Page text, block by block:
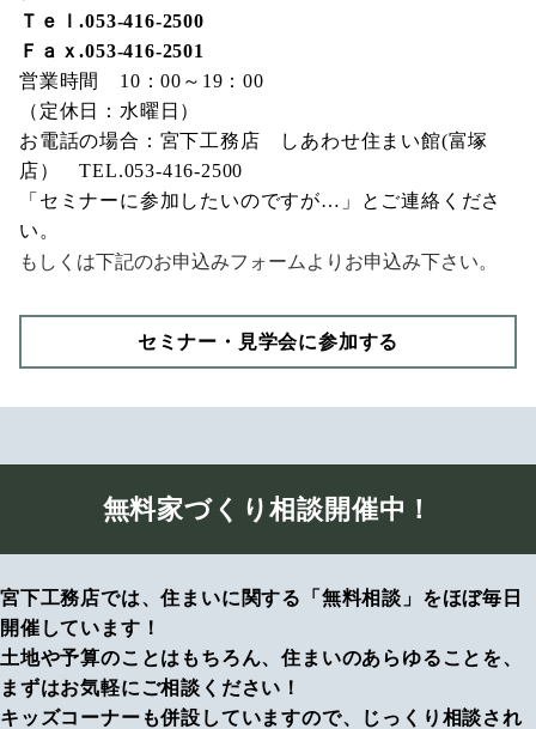
Ｔｅｌ.053-416-2500
Ｆａｘ.053-416-2501
営業時間 10：00～19：00
（定休日：水曜日）
お電話の場合：宮下工務店 しあわせ住まい館(富塚
店） TEL.053-416-2500
「セミナーに参加したいのですが…」とご連絡くださ
い。
もしくは下記のお申込みフォームよりお申込み下さい。
セミナー・見学会に参加する
無料家づくり相談開催中！
宮下工務店では、住まいに関する「無料相談」をほぼ毎日
開催しています！
土地や予算のことはもちろん、住まいのあらゆることを、
まずはお気軽にご相談ください！
キッズコーナーも併設していますので、じっくり相談され